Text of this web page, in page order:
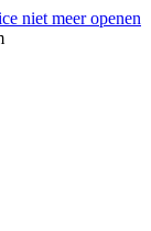
niet meer openen